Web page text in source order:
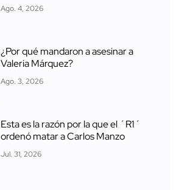
Ago. 4, 2026
¿Por qué mandaron a asesinar a
Valeria Márquez?
Ago. 3, 2026
Esta es la razón por la que el ´R1´
ordenó matar a Carlos Manzo
Jul. 31, 2026